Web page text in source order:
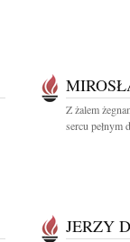
Z żalem
sercu pełnym
JERZY